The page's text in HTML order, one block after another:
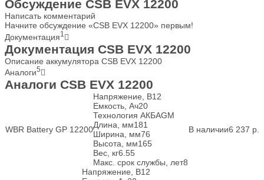
Обсуждение CSB EVX 12200
Написать комментарий
Начните обсуждение «CSB EVX 12200» первым!
Документация1
Документация CSB EVX 12200
Описание аккумулятора CSB EVX 12200
Аналоги5
Аналоги CSB EVX 12200
WBR Battery GP 12200
Напряжение, В12
Емкость, Ач20
Технология АКБAGM
Длина, мм181
Ширина, мм76
Высота, мм165
Вес, кг6.55
Макс. срок службы, лет8
В наличии6 237 р.
Напряжение, В12